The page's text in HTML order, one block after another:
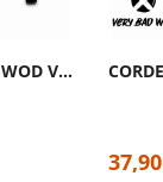
CORDE À SAUTER VERY BAD WOD VELOCITY 2.0...